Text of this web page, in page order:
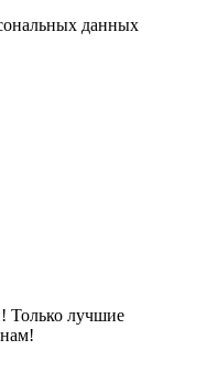
данных
Только лучшие